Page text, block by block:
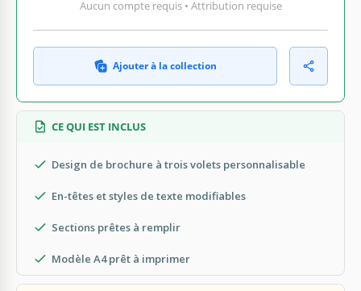
Aucun compte requis • Attribution requise
Ajouter à la collection
CE QUI EST INCLUS
Design de brochure à trois volets personnalisable
En-têtes et styles de texte modifiables
Sections prêtes à remplir
Modèle A4 prêt à imprimer